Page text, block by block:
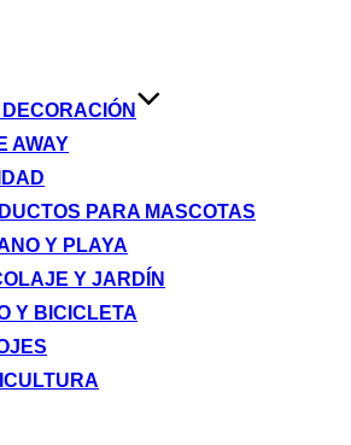
AWAY
PARA MASCOTAS
Y PLAYA
Y JARDÍN
Y BICICLETA